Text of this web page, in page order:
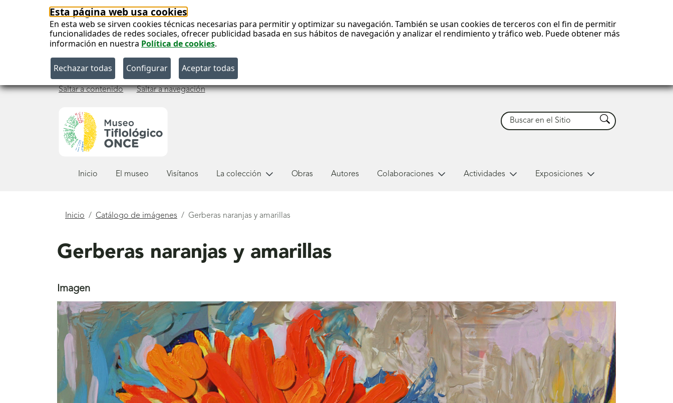
Esta página web usa cookies
En esta web se sirven cookies técnicas necesarias para permitir y optimizar su navegación. También se usan cookies de terceros con el fin de permitir
funcionalidades de redes sociales, ofrecer publicidad basada en sus hábitos de navegación y analizar el rendimiento y tráfico web. Puede obtener más
información en nuestra Política de cookies.
Saltar a contenido Saltar a navegación
Buscar Buscar
Inicio El museo Visítanos La colección Obras Autores Colaboraciones Actividades Exposiciones
Está
Inicio Catálogo de imágenes Gerberas naranjas y amarillas
Gerberas naranjas y amarillas
Imagen